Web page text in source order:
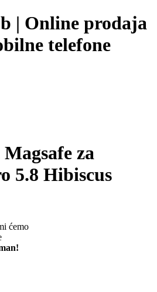
| Online prodaja
telefone
za
5.8 Hibiscus
ćemo